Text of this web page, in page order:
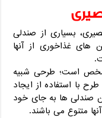
بسیاری از صندلی
های غذاخوری از آنها
است؛ طرحی شبیه
با استفاده از ایجاد
صندلی ها به جای خود
متنوع می باشند.